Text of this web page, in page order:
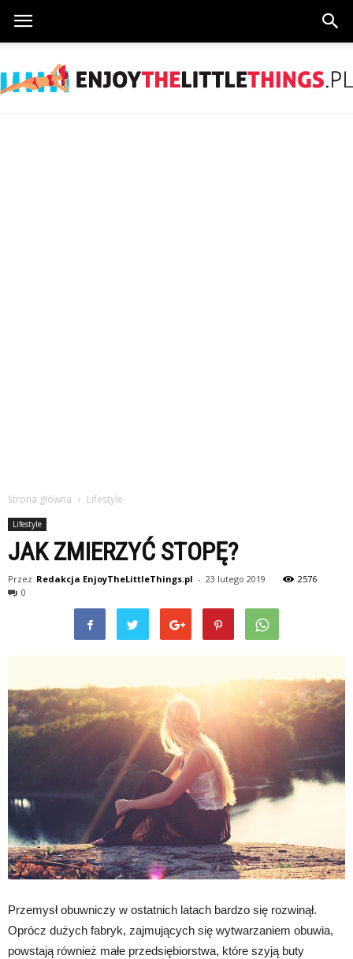
Strona główna Lifestyle
Lifestyle
JAK ZMIERZYĆ STOPĘ?
Przez Redakcja EnjoyTheLittleThings.pl - 23 lutego 2019
2576
0
Przemysł obuwniczy w ostatnich latach bardzo się rozwinął.
Oprócz dużych fabryk, zajmujących się wytwarzaniem obuwia,
powstają również małe przedsiębiorstwa, które szyją buty